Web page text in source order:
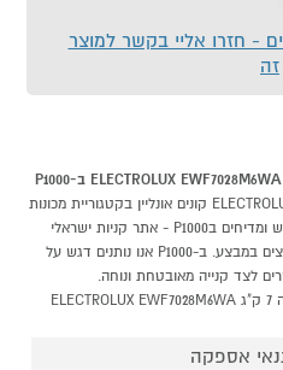
- חזרו אליי בקשר למוצר
זה
מכונת כביסה 7 ק"ג ELECTROLUX EWF7028M6WA קונים אונליין בקטגוריית מכונות
כביסה פתח חזית במחלקת כביסה, ייבוש ומדיחים בP1000 - אתר קניות ישראלי
בטוח, משתלם ונוח המציע מוצרים מומלצים במבצע. ב-P1000 אנו נותנים דגש על
לצד קנייה מאובטחת ונוחה.
אצלנו, קניות באינטרנט של מכונת כביסה 7 ק"ג ELECTROLUX EWF7028M6WA
אספקה